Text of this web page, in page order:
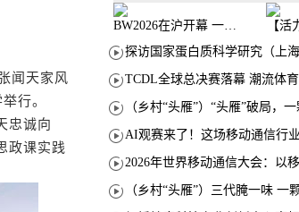
闻天家风
行。
忠诚向
政课实践
BW2026在沪开幕 一众次元品牌集中发布全新企划
TCDL全球总决赛落幕 潮流体